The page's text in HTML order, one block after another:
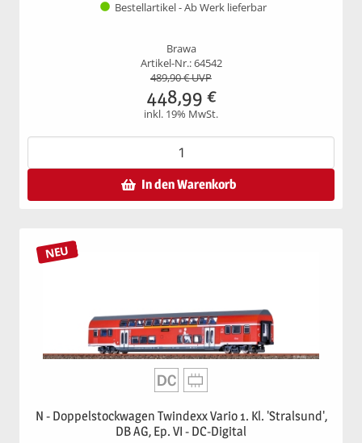
Bestellartikel - Ab Werk lieferbar
Brawa
Artikel-Nr.: 64542
489,90€ UVP
448,99 €
inkl. 19% MwSt.
In den Warenkorb
NEU
N - Doppelstockwagen Twindexx Vario 1. Kl. 'Stralsund',
DB AG, Ep. VI - DC-Digital